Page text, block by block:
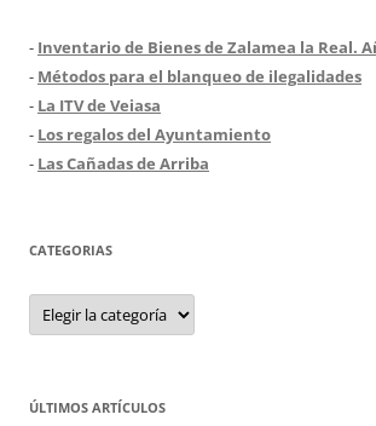
- Inventario de Bienes de Zalamea la Real.
- Métodos para el blanqueo de ilegalidades
- La ITV de Veiasa
- Los regalos del Ayuntamiento
- Las Cañadas de Arriba
CATEGORIAS
Categorias
ÚLTIMOS ARTÍCULOS